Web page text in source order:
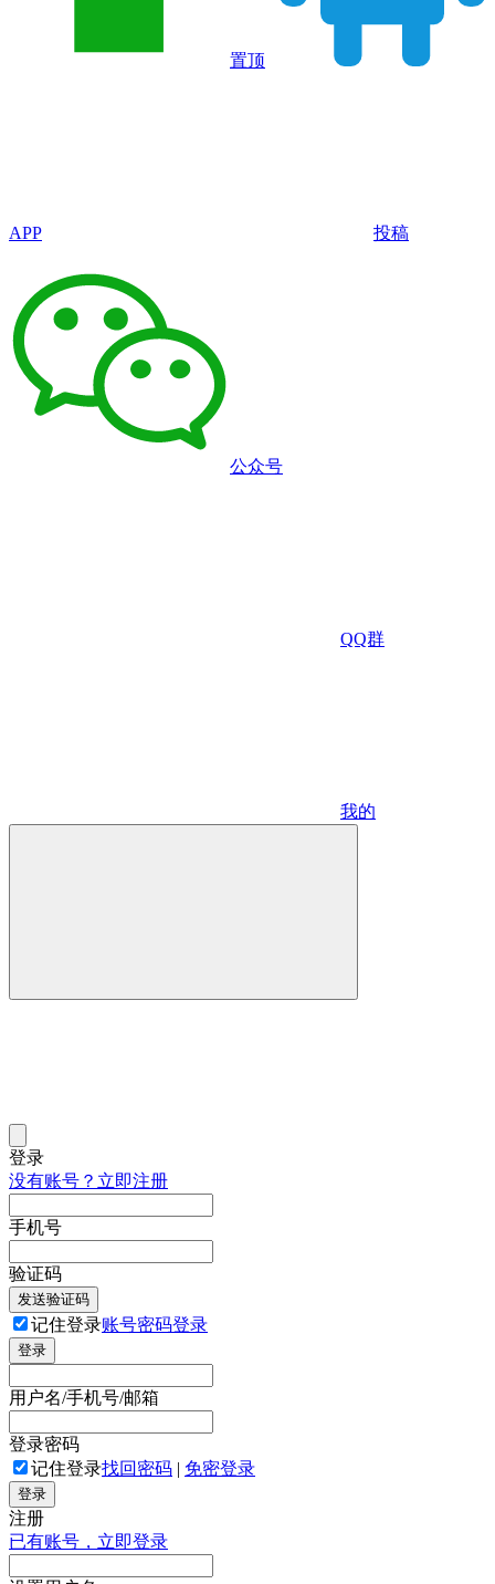
置顶
APP 投稿
公众号
QQ群
我的
登录
没有账号？立即注册
手机号
验证码
发送验证码
记住登录账号密码登录
登录
用户名/手机号/邮箱
登录密码
记住登录找回密码 | 免密登录
登录
注册
已有账号，立即登录